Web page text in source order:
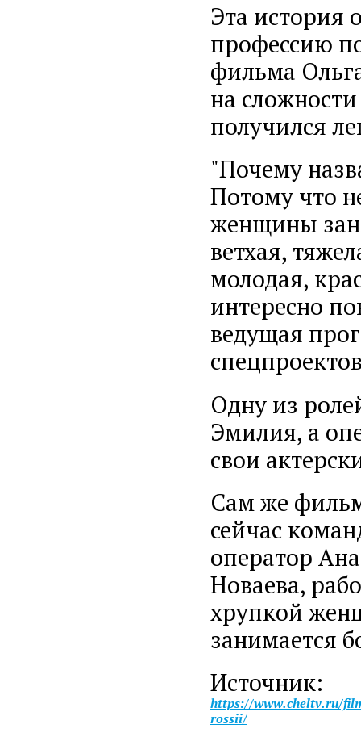
Эта история
профессию
фильма
на
получился
"Почему
Потому что
женщины
ветхая,
молодая,
интересно
ведущая
Одну из
Эмилия, а
свои
Сам же
сейчас
оператор
Новаева,
хрупкой
занимается
Источник:
https://www.cheltv.ru/
rossii/